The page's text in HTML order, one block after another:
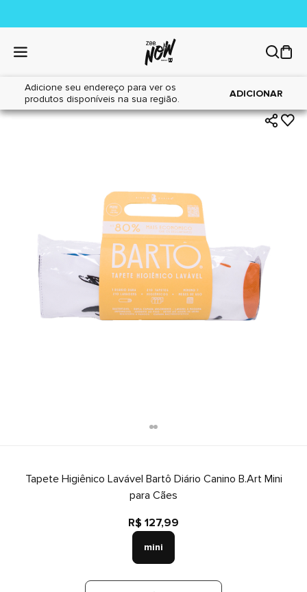
Adicione seu endereço para ver os
produtos disponíveis na sua região.
ADICIONAR
Home|Cães|Tapetes Higiênicos
Tapete Higiênico Lavável Bartô Diário Canino B.Art Mini
para Cães
R$ 127,99
mini